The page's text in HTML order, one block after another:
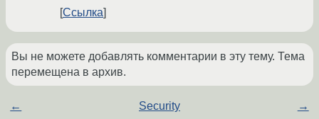
Ссылка
Вы не можете добавлять комментарии в эту тему. Тема
перемещена в архив.
← Security →